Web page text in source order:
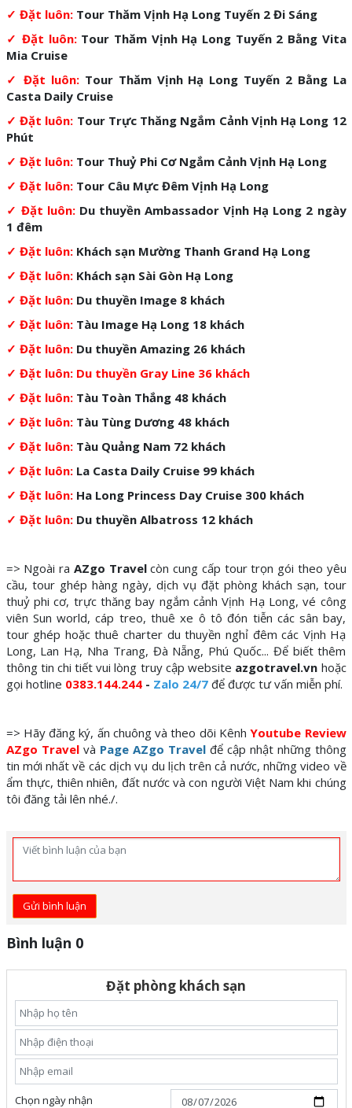
✓ Đặt luôn: Tour Thăm Vịnh Hạ Long Tuyến 2 Đi Sáng
✓ Đặt luôn: Tour Thăm Vịnh Hạ Long Tuyến 2 Bằng Vita
Mia Cruise
✓ Đặt luôn: Tour Thăm Vịnh Hạ Long Tuyến 2 Bằng La
Casta Daily Cruise
✓ Đặt luôn: Tour Trực Thăng Ngắm Cảnh Vịnh Hạ Long 12
Phút
✓ Đặt luôn: Tour Thuỷ Phi Cơ Ngắm Cảnh Vịnh Hạ Long
✓ Đặt luôn: Tour Câu Mực Đêm Vịnh Hạ Long
✓ Đặt luôn: Du thuyền Ambassador Vịnh Hạ Long 2 ngày
1 đêm
✓ Đặt luôn: Khách sạn Mường Thanh Grand Hạ Long
✓ Đặt luôn: Khách sạn Sài Gòn Hạ Long
✓ Đặt luôn: Du thuyền Image 8 khách
✓ Đặt luôn: Tàu Image Hạ Long 18 khách
✓ Đặt luôn: Du thuyền Amazing 26 khách
✓ Đặt luôn: Du thuyền Gray Line 36 khách
✓ Đặt luôn: Tàu Toàn Thắng 48 khách
✓ Đặt luôn: Tàu Tùng Dương 48 khách
✓ Đặt luôn: Tàu Quảng Nam 72 khách
✓ Đặt luôn: La Casta Daily Cruise 99 khách
✓ Đặt luôn: Ha Long Princess Day Cruise 300 khách
✓ Đặt luôn: Du thuyền Albatross 12 khách
=> Ngoài ra AZgo Travelcòn cung cấp tour trọn gói theo yêu
cầu, tour ghép hàng ngày, dịch vụ đặt phòng khách sạn, tour
thuỷ phi cơ, trực thăng bay ngắm cảnh Vịnh Hạ Long, vé công
viên Sun world, cáp treo, thuê xe ô tô đón tiễn các sân bay,
tour ghép hoặc thuê charter du thuyền nghỉ đêm các Vịnh Hạ
Long, Lan Hạ, Nha Trang, Đà Nẵng, Phú Quốc... Để biết thêm
thông tin chi tiết vui lòng truy cập website azgotravel.vn hoặc
gọi hotline 0383.144.244- Zalo 24/7để được tư vấn miễn phí.
=> Hãy đăng ký, ấn chuông và theo dõi KênhYoutube Review
AZgo Travelvà Page AZgo Travelđể cập nhật những thông
tin mới nhất về các dịch vụ du lịch trên cả nước, những video về
ẩm thực, thiên nhiên, đất nước và con người Việt Nam khi chúng
tôi đăng tải lên nhé./.
Gửi bình luận
Bình luận 0
Đặt phòng khách sạn
Chọn ngày nhận